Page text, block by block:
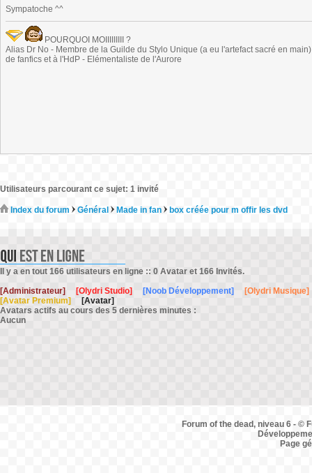
Sympatoche ^^
POURQUOI MOIIIIIIIII ?
Alias Dr No - Membre de la Guilde du Stylo Unique (a eu l'artefact sacré en
de fanfics et à l'HdP - Elémentaliste de l'Aurore
Utilisateurs parcourant ce sujet: 1 invité
Index du forum Général Made in fan box créée pour m offir les dvd
Il y a en tout 166 utilisateurs en ligne :: 0 Avatar et 166 Invités.
[Administrateur]
[Olydri Studio] [Noob Développement]
[Olydri Musique]
[Avatar Premium]
[Avatar]
Avatars actifs au cours des 5 dernières minutes :
Aucun
Forum of the dead, niveau 6 - ©
Page